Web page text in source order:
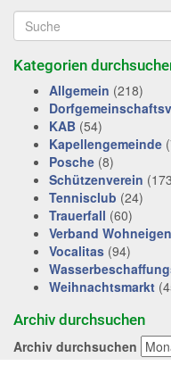
Kategorien
Allgemein (218)
KAB (54)
Kapellengemeinde
Posche (8)
Schützenverein
Tennisclub (24)
Trauerfall (60)
Verband
Vocalitas (94)
Weihnachtsmarkt
Archiv durchsuchen
Archiv durchsuchen